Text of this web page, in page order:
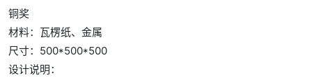
铜奖
材料：瓦楞纸、金属
尺寸：500*500*500
设计说明：